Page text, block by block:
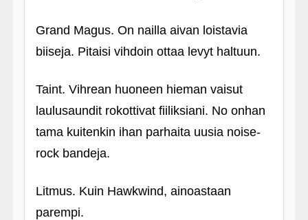
Grand Magus. On nailla aivan loistavia
biiseja. Pitaisi vihdoin ottaa levyt haltuun.
Taint. Vihrean huoneen hieman vaisut
laulusaundit rokottivat fiiliksiani. No onhan
tama kuitenkin ihan parhaita uusia noise-
rock bandeja.
Litmus. Kuin Hawkwind, ainoastaan
parempi.